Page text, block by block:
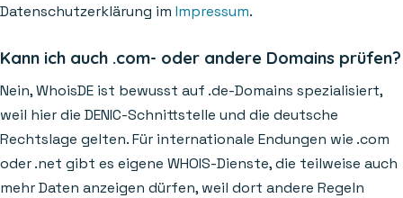
Datenschutzerklärung im Impressum.
Kann ich auch .com- oder andere Domains prüfen?
Nein, WhoisDE ist bewusst auf .de-Domains spezialisiert,
weil hier die DENIC-Schnittstelle und die deutsche
Rechtslage gelten. Für internationale Endungen wie .com
oder .net gibt es eigene WHOIS-Dienste, die teilweise auch
mehr Daten anzeigen dürfen, weil dort andere Regeln